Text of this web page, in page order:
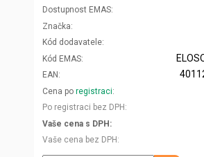
Dostupnost EMAS
Značka
Kód dodavatele
Kód EMAS
EAN
Cena po registraci
Po registraci bez DPH
Vaše cena s DPH
Vaše cena bez DPH